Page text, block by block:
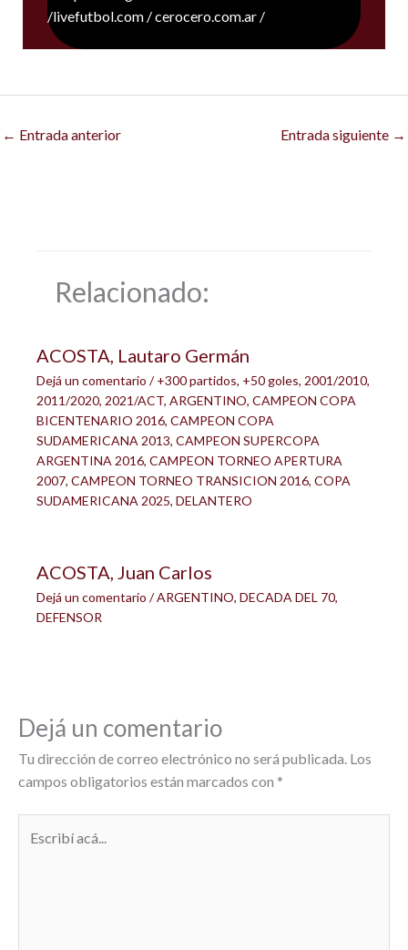
/livefutbol.com / cerocero.com.ar /
← Entrada anterior Entrada siguiente →
Relacionado:
ACOSTA, Lautaro Germán
Dejá un comentario /+300 partidos, +50 goles, 2001/2010,
2011/2020, 2021/ACT, ARGENTINO, CAMPEON COPA
BICENTENARIO 2016, CAMPEON COPA
SUDAMERICANA 2013, CAMPEON SUPERCOPA
ARGENTINA 2016, CAMPEON TORNEO APERTURA
2007, CAMPEON TORNEO TRANSICION 2016, COPA
SUDAMERICANA 2025, DELANTERO
ACOSTA, Juan Carlos
Dejá un comentario /ARGENTINO, DECADA DEL 70,
DEFENSOR
Dejá un comentario
Tu dirección de correo electrónico no será publicada. Los
campos obligatorios están marcados con *
acá...